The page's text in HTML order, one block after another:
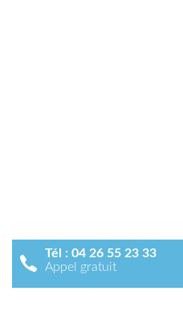
Tél : 04 26 55 23 33
Appel gratuit